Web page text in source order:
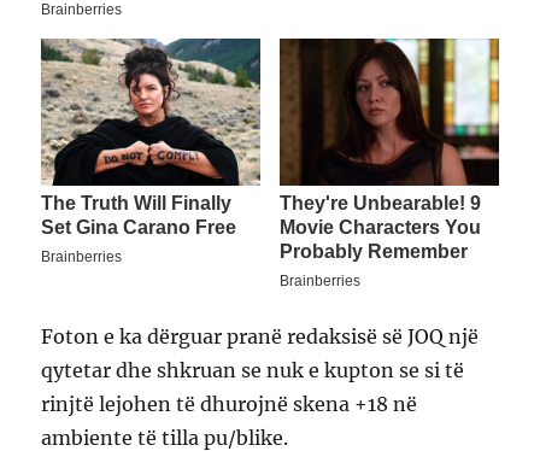
Foton e ka dërguar pranë redaksisë së JOQ një
qytetar dhe shkruan se nuk e kupton se si të
rinjtë lejohen të dhurojnë skena +18 në
ambiente të tilla pu/blike.